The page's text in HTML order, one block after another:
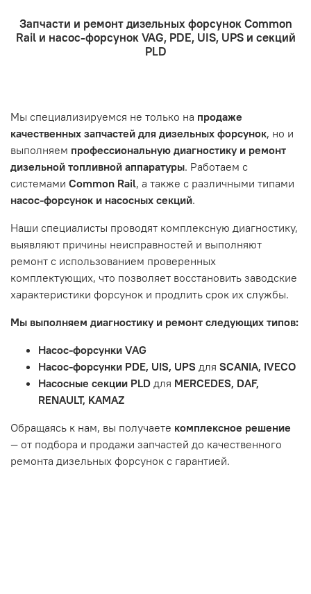
- Оформление заказа
Проверьте правильность ввода информации: позиции
курьерская служба.
- Отправка по России и СНГ транспортной компанией,
ремонтом, подразумевается, что ваш автомобиль
находится в хорошем состоянии и что вы, как клиент,
знакомы с основными правилами обслуживания и
неисправности, вызванные нарушением правил
обслуживания или эксплуатации автомобиля. Если у вас
возникнут проблемы с отремонтированной системой,
мы обязательно разберемся в ситуации и предложим
решение. Однако если проблема вызвана одним из
перечисленных выше факторов, мы не сможем
Гарантия не распространяется на следующие случаи:
Истек гарантийный срок.
Товар является расходным материалом, который
тормозные колодки, диски сцепления, свечи зажигания
Неисправности вызваны ДТП, неправильной установкой
или чрезмерным износом.
Неисправность топливной системы или системы
впуска/выпуска.
Запчасти и ремонт дизельных форсунок Common
Rail и насос-форсунок VAG, PDE, UIS, UPS и секций
PLD
Мы специализируемся не только на продаже
качественных запчастей для дизельных форсунок, но и
выполняем профессиональную диагностику и ремонт
дизельной топливной аппаратуры. Работаем с
системами Common Rail, а также с различными типами
насос-форсунок и насосных секций.
Наши специалисты проводят комплексную диагностику,
выявляют причины неисправностей и выполняют
ремонт с использованием проверенных
комплектующих, что позволяет восстановить заводские
характеристики форсунок и продлить срок их службы.
Мы выполняем диагностику и ремонт следующих типов:
Насос-форсунки VAG
Насос-форсунки PDE, UIS, UPS для SCANIA, IVECO
Насосные секции PLD для MERCEDES, DAF,
RENAULT, KAMAZ
Обращаясь к нам, вы получаете комплексное решение
— от подбора и продажи запчастей до качественного
ремонта дизельных форсунок с гарантией.